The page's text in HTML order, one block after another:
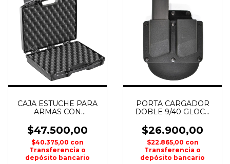
CAJA ESTUCHE PARA
ARMAS CON
170/33 PANARO
$47.500,00
$40.375,00 con
Transferencia o
depósito bancario
PORTA CARGADOR
DOBLE 9/40 GLOCK
$26.900,00
$22.865,00 con
Transferencia o
depósito bancario